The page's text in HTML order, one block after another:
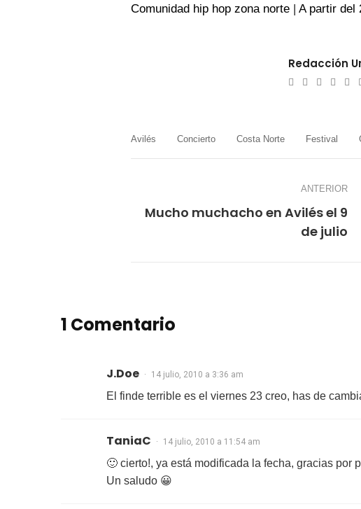
Comunidad hip hop zona norte | A partir del
Redacción
WebsiteTwitter
Avilés Concierto Costa Norte Festival
ANTERIOR
Mucho muchacho en Avilés el 9
de julio
1 Comentario
J.Doe 14 julio, 2010 a 3:36 am
El finde terrible es el viernes 23 creo, has de
TaniaC 14 julio, 2010 a 11:54 am
🙂 cierto!, ya está modificada la fecha, gracias por
Un saludo 😀